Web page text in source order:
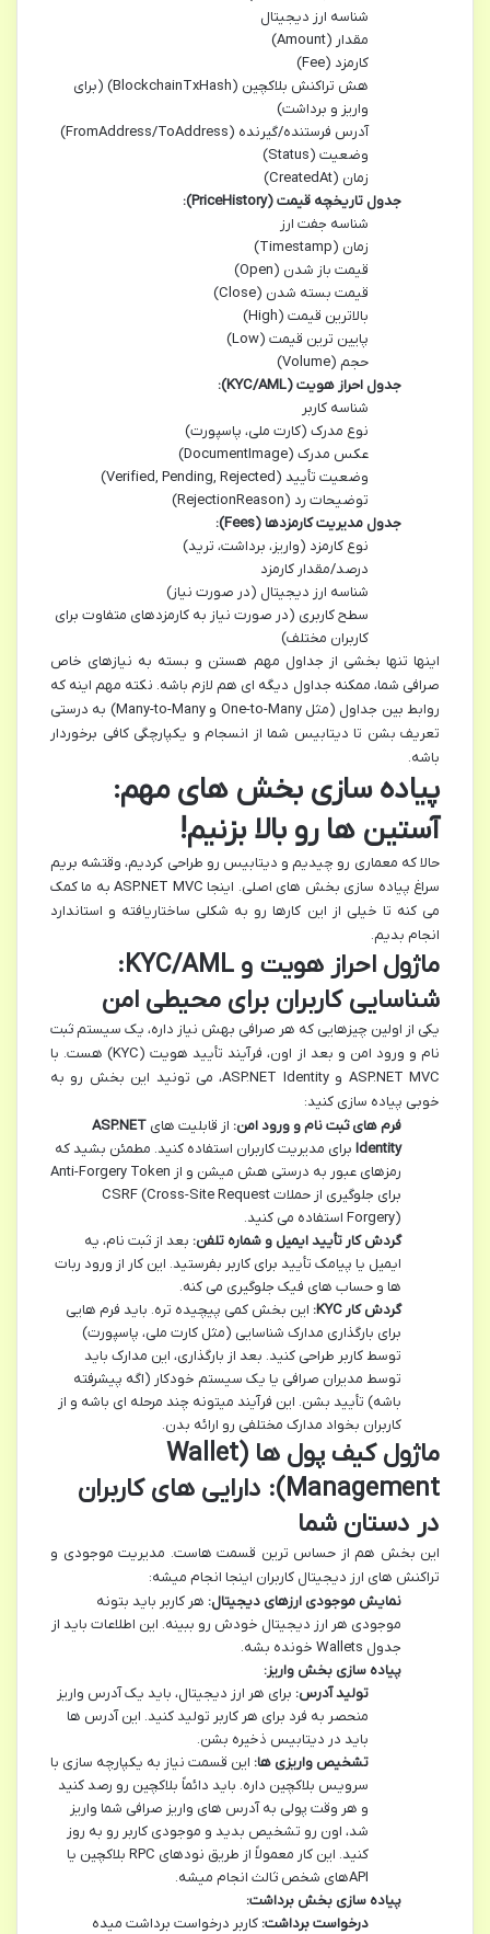
شناسه ارز دیجیتال
مقدار (Amount)
کارمزد (Fee)
هش تراکنش بلاکچین (BlockchainTxHash) (برای
واریز و برداشت)
آدرس فرستنده/گیرنده (FromAddress/ToAddress)
وضعیت (Status)
زمان (CreatedAt)
جدول تاریخچه قیمت (PriceHistory):
شناسه جفت ارز
زمان (Timestamp)
قیمت باز شدن (Open)
قیمت بسته شدن (Close)
بالاترین قیمت (High)
پایین ترین قیمت (Low)
حجم (Volume)
جدول احراز هویت (KYC/AML):
شناسه کاربر
نوع مدرک (کارت ملی، پاسپورت)
عکس مدرک (DocumentImage)
وضعیت تأیید (Verified, Pending, Rejected)
توضیحات رد (RejectionReason)
جدول مدیریت کارمزدها (Fees):
نوع کارمزد (واریز، برداشت، ترید)
درصد/مقدار کارمزد
شناسه ارز دیجیتال (در صورت نیاز)
سطح کاربری (در صورت نیاز به کارمزدهای متفاوت برای
کاربران مختلف)
اینها تنها بخشی از جداول مهم هستن و بسته به نیازهای خاص
صرافی شما، ممکنه جداول دیگه ای هم لازم باشه. نکته مهم اینه که
روابط بین جداول (مثل One-to-Many و Many-to-Many) به درستی
تعریف بشن تا دیتابیس شما از انسجام و یکپارچگی کافی برخوردار
باشه.
پیاده سازی بخش های مهم:
آستین ها رو بالا بزنیم!
حالا که معماری رو چیدیم و دیتابیس رو طراحی کردیم، وقتشه بریم
سراغ پیاده سازی بخش های اصلی. اینجا ASP.NET MVC به ما کمک
می کنه تا خیلی از این کارها رو به شکلی ساختاریافته و استاندارد
انجام بدیم.
ماژول احراز هویت و KYC/AML:
شناسایی کاربران برای محیطی امن
یکی از اولین چیزهایی که هر صرافی بهش نیاز داره، یک سیستم ثبت
نام و ورود امن و بعد از اون، فرآیند تأیید هویت (KYC) هست. با
ASP.NET MVC و ASP.NET Identity، می تونید این بخش رو به
خوبی پیاده سازی کنید:
فرم های ثبت نام و ورود امن: از قابلیت های ASP.NET
Identity برای مدیریت کاربران استفاده کنید. مطمئن بشید که
رمزهای عبور به درستی هش میشن و از Anti-Forgery Token
برای جلوگیری از حملات CSRF (Cross-Site Request
Forgery) استفاده می کنید.
گردش کار تأیید ایمیل و شماره تلفن: بعد از ثبت نام، یه
ایمیل یا پیامک تأیید برای کاربر بفرستید. این کار از ورود ربات
ها و حساب های فیک جلوگیری می کنه.
گردش کار KYC:
این بخش کمی پیچیده تره. باید فرم هایی
برای بارگذاری مدارک شناسایی (مثل کارت ملی، پاسپورت)
توسط کاربر طراحی کنید. بعد از بارگذاری، این مدارک باید
توسط مدیران صرافی یا یک سیستم خودکار (اگه پیشرفته
باشه) تأیید بشن. این فرآیند میتونه چند مرحله ای باشه و از
کاربران بخواد مدارک مختلفی رو ارائه بدن.
ماژول کیف پول ها (Wallet
Management): دارایی های کاربران
در دستان شما
این بخش هم از حساس ترین قسمت هاست. مدیریت موجودی و
تراکنش های ارز دیجیتال کاربران اینجا انجام میشه:
نمایش موجودی ارزهای دیجیتال: هر کاربر باید بتونه
موجودی هر ارز دیجیتال خودش رو ببینه. این اطلاعات باید از
جدول Wallets خونده بشه.
پیاده سازی بخش واریز:
تولید آدرس: برای هر ارز دیجیتال، باید یک آدرس واریز
منحصر به فرد برای هر کاربر تولید کنید. این آدرس ها
باید در دیتابیس ذخیره بشن.
تشخیص واریزی ها: این قسمت نیاز به یکپارچه سازی با
سرویس بلاکچین داره. باید دائماً بلاکچین رو رصد کنید
و هر وقت پولی به آدرس های واریز صرافی شما واریز
شد، اون رو تشخیص بدید و موجودی کاربر رو به روز
کنید. این کار معمولاً از طریق نودهای RPC بلاکچین یا
APIهای شخص ثالث انجام میشه.
پیاده سازی بخش برداشت:
درخواست برداشت: کاربر درخواست برداشت میده